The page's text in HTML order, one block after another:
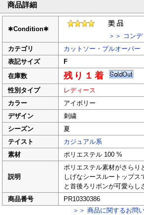
商品詳細
✱Condition✱
＞＞ コンディシ
カテゴリ
カットソー・プルオーバー
表記サイズ
F
在庫数
残り１着
性別タイプ
レディース
カラー
アイボリー
デザイン
刺繍
シーズン
夏
テイスト
カジュアル系
素材
ポリエステル 100 %
説明
ポリエステル素材がさらり
しげなシースルートップス
と首後ろリボンが可愛らし
商品番号
PR10330386
＞＞ 商品に関するお問い合